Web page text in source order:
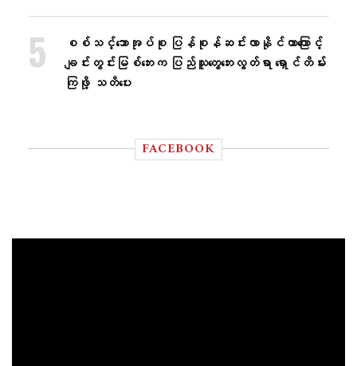
စစ်သင်္ဘောအုပ်စု ပြန်စုန်ဆင်းလာနိုင်တာကြောင့်
ချင်းတွင်းမြစ်ဘေးက ပြည်သူတွေဘေးလွတ်ရာ ရှောင်တိမ်း
ကြဖို့ သတိပေး
FACEBOOK